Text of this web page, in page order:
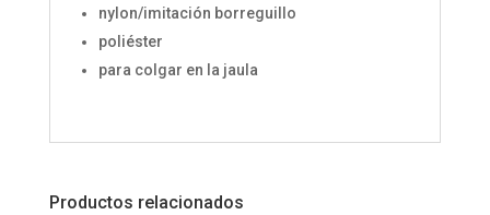
nylon/imitación borreguillo
poliéster
para colgar en la jaula
Productos relacionados